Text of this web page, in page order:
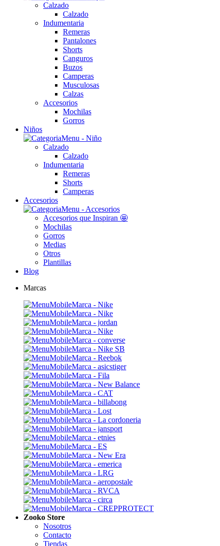
Calzado
Calzado
Indumentaria
Remeras
Pantalones
Shorts
Canguros
Buzos
Camperas
Musculosas
Calzas
Accesorios
Mochilas
Gorros
Niños
Calzado
Calzado
Indumentaria
Remeras
Shorts
Camperas
Accesorios
Accesorios que Inspiran 🤩
Mochilas
Gorros
Medias
Otros
Plantillas
Blog
Marcas
Zooko Store
Nosotros
Contacto
Tiendas